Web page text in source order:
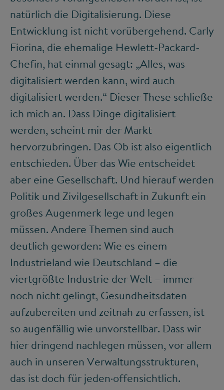
natürlich die Digitalisierung. Diese
Entwicklung ist nicht vorübergehend. Carly
Fiorina, die ehemalige Hewlett-Packard-
Chefin, hat einmal gesagt: „Alles, was
digitalisiert werden kann, wird auch
digitalisiert werden.“ Dieser These schließe
ich mich an. Dass Dinge digitalisiert
werden, scheint mir der Markt
hervorzubringen. Das Ob ist also eigentlich
entschieden. Über das Wie entscheidet
aber eine Gesellschaft. Und hierauf werden
Politik und Zivilgesellschaft in Zukunft ein
großes Augenmerk lege und legen
müssen. Andere Themen sind auch
deutlich geworden: Wie es einem
Industrieland wie Deutschland – die
viertgrößte Industrie der Welt – immer
noch nicht gelingt, Gesundheitsdaten
aufzubereiten und zeitnah zu erfassen, ist
so augenfällig wie unvorstellbar. Dass wir
hier dringend nachlegen müssen, vor allem
auch in unseren Verwaltungsstrukturen,
das ist doch für jeden·offensichtlich.